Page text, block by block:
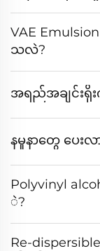
VAE
သလဲ?
အရည်အချင်း
နမူနာတွေ ပေးလ
Polyvinyl
ဲ?
Re-